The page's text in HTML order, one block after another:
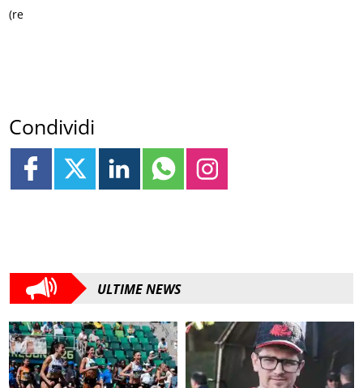
(re
Condividi
ULTIME NEWS